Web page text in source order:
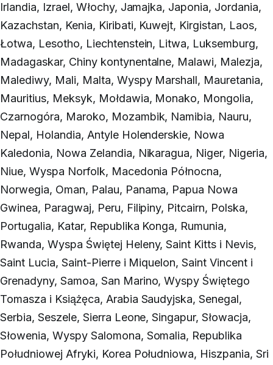
Irlandia, Izrael, Włochy, Jamajka, Japonia, Jordania,
Kazachstan, Kenia, Kiribati, Kuwejt, Kirgistan, Laos,
Łotwa, Lesotho, Liechtenstein, Litwa, Luksemburg,
Madagaskar, Chiny kontynentalne, Malawi, Malezja,
Malediwy, Mali, Malta, Wyspy Marshall, Mauretania,
Mauritius, Meksyk, Mołdawia, Monako, Mongolia,
Czarnogóra, Maroko, Mozambik, Namibia, Nauru,
Nepal, Holandia, Antyle Holenderskie, Nowa
Kaledonia, Nowa Zelandia, Nikaragua, Niger, Nigeria,
Niue, Wyspa Norfolk, Macedonia Północna,
Norwegia, Oman, Palau, Panama, Papua Nowa
Gwinea, Paragwaj, Peru, Filipiny, Pitcairn, Polska,
Portugalia, Katar, Republika Konga, Rumunia,
Rwanda, Wyspa Świętej Heleny, Saint Kitts i Nevis,
Saint Lucia, Saint-Pierre i Miquelon, Saint Vincent i
Grenadyny, Samoa, San Marino, Wyspy Świętego
Tomasza i Książęca, Arabia Saudyjska, Senegal,
Serbia, Seszele, Sierra Leone, Singapur, Słowacja,
Słowenia, Wyspy Salomona, Somalia, Republika
Południowej Afryki, Korea Południowa, Hiszpania, Sri